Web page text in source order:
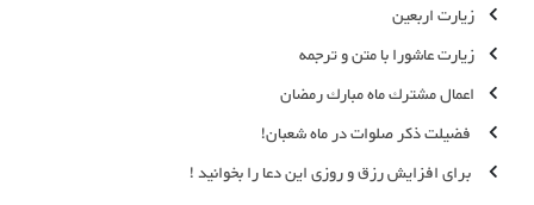
زیارت اربعین
زیارت عاشورا با متن و ترجمه
اعمال مشترك ماه مبارك رمضان
فضیلت ذکر صلوات در ماه شعبان!
برای افزایش رزق و روزی این دعا را بخوانید !